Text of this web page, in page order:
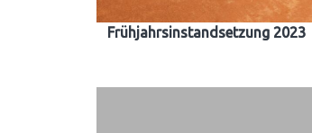
Frühjahrsinstandsetzung 2023